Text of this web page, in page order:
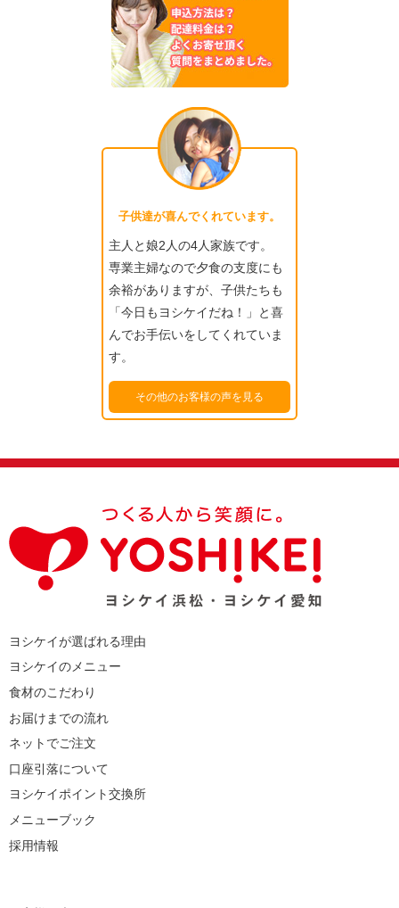
子供達が喜んでくれています。
主人と娘2人の4人家族です。
専業主婦なので夕食の支度にも
余裕がありますが、子供たちも
「今日もヨシケイだね！」と喜
んでお手伝いをしてくれていま
す。
その他のお客様の声を見る
ヨシケイが選ばれる理由
ヨシケイのメニュー
食材のこだわり
お届けまでの流れ
ネットでご注文
口座引落について
ヨシケイポイント交換所
メニューブック
採用情報